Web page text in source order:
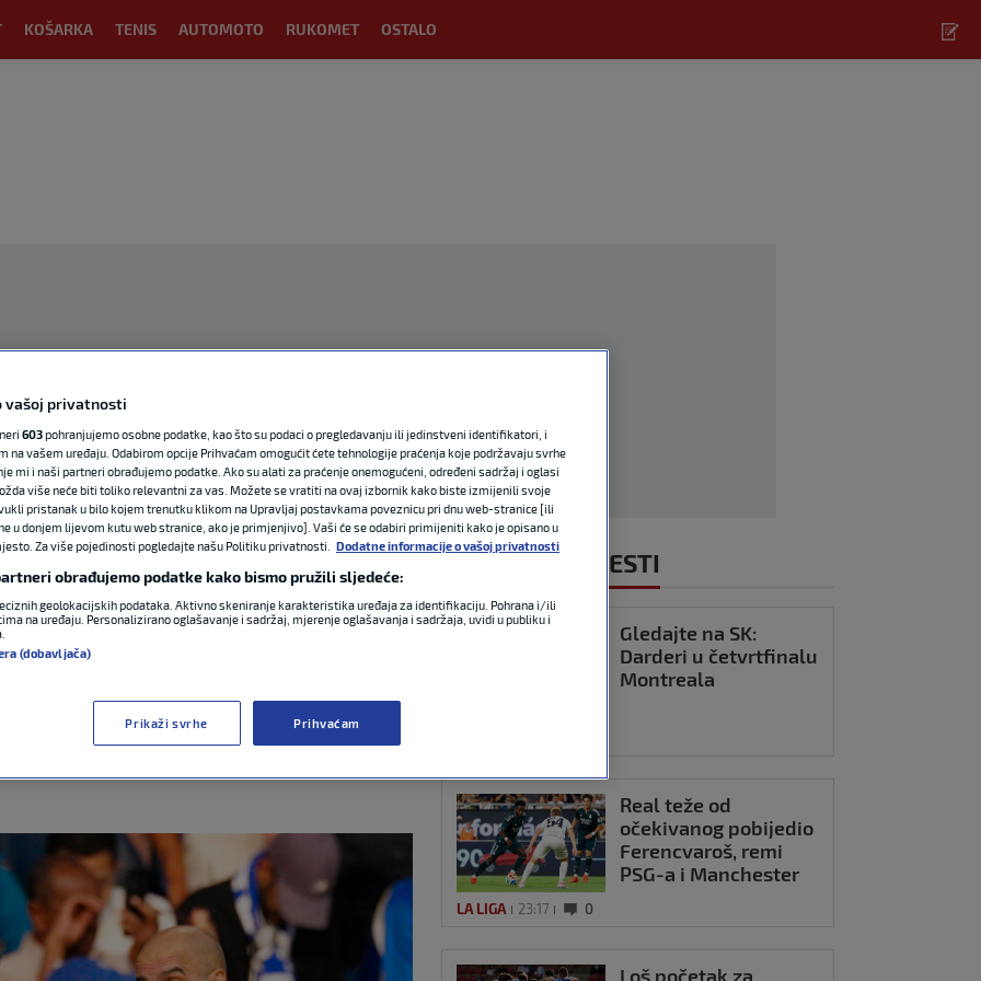
KOŠARKA TENIS AUTOMOTO RUKOMET OSTALO
trenira, nadam
Svjetsko
0 komentara
NAJNOVIJE VIJESTI
Gledajte na SK:
Darderi u četvrtfinalu
Montreala
Real teže od
očekivanog pobijedio
Ferencvaroš, remi
PSG-a i Manchester
LA LIGA 23:17 0
Loš početak za
vašoj privatnosti
603pohranjujemo osobne podatke, kao što su podaci o pregledavanju ili jedinstveni identifikatori, i
na vašem uređaju. Odabirom opcije Prihvaćam omogućit ćete tehnologije praćenja koje podržavaju svrhe
mi i naši partneri obrađujemo podatke. Ako su alati za praćenje onemogućeni, određeni sadržaj i oglasi
više neće biti toliko relevantni za vas. Možete se vratiti na ovaj izbornik kako biste izmijenili svoje
pristanak u bilo kojem trenutku klikom na Upravljaj postavkama poveznicu pri dnu web-stranice [ili
u donjem lijevom kutu web stranice, ako je primjenjivo]. Vaši će se odabiri primijeniti kako je opisano u
Za više pojedinosti pogledajte našu Politiku privatnosti.
Dodatne informacije o vašoj privatnosti
obrađujemo podatke kako bismo pružili sljedeće:
geolokacijskih podataka. Aktivno skeniranje karakteristika uređaja za identifikaciju. Pohrana i/ili
na uređaju. Personalizirano oglašavanje i sadržaj, mjerenje oglašavanja i sadržaja, uvidi u publiku i
(dobavljača)
Prikaži svrhe Prihvaćam